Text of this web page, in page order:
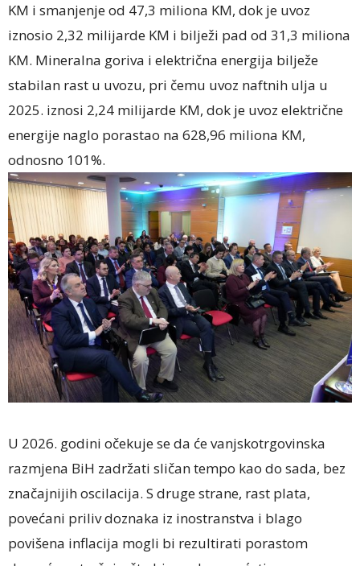
KM i smanjenje od 47,3 miliona KM, dok je uvoz
iznosio 2,32 milijarde KM i bilježi pad od 31,3 miliona
KM. Mineralna goriva i električna energija bilježe
stabilan rast u uvozu, pri čemu uvoz naftnih ulja u
2025. iznosi 2,24 milijarde KM, dok je uvoz električne
energije naglo porastao na 628,96 miliona KM,
odnosno 101%.
U 2026. godini očekuje se da će vanjskotrgovinska
razmjena BiH zadržati sličan tempo kao do sada, bez
značajnijih oscilacija. S druge strane, rast plata,
povećani priliv doznaka iz inostranstva i blago
povišena inflacija mogli bi rezultirati porastom